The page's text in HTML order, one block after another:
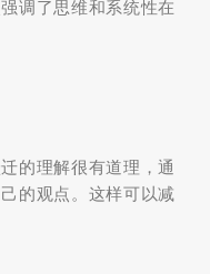
调了思维和系统性在
的理解很有道理，通
的观点。这样可以减